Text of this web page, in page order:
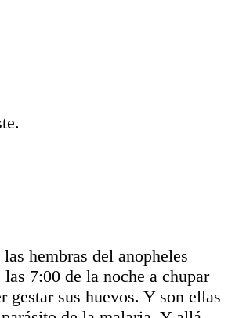
hembras del anopheles
las 7:00 de la noche a chupar
gestar sus huevos. Y son ellas